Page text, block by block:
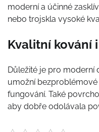
moderní a účinné
nebo trojskla vysoké
Kvalitní kování
Důležité je pro moderní
umožní
fungování. Také
aby dobře odolávala